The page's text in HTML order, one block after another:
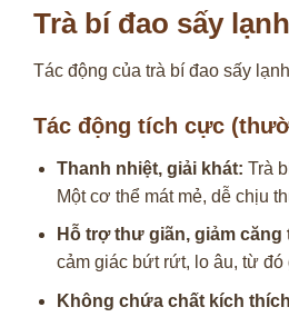
Trà bí đao sấy
Tác động của trà bí đao sấy
Tác động tích cực
Thanh nhiệt, giải khát: Trà
Một cơ thể mát mẻ, dễ chịu
Hỗ trợ thư giãn, giảm căng
cảm giác bứt rứt, lo âu, từ
Không chứa chất kích